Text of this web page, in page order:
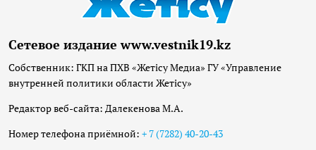
Сетевое издание www.vestnik19.kz
Собственник: ГКП на ПХВ «Жетісу Медиа» ГУ «Управление
внутренней политики области Жетісу»
Редактор веб-сайта: Далекенова М.А.
Номер телефона приёмной: + 7 (7282) 40-20-43